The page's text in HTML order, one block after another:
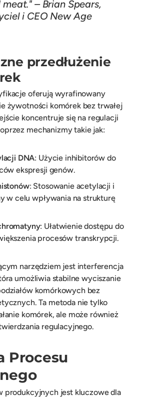
– Brian Spears,
i CEO New Age
przedłużenie
oferują wyrafinowany
żywotności komórek bez trwałej
koncentruje się na regulacji
mechanizmy takie jak:
DNA: Użycie inhibitorów do
ekspresji genów.
: Stosowanie acetylacji i
w celu wpływania na strukturę
: Ułatwienie dostępu do
procesów transkrypcji.
narzędziem jest interferencja
umożliwia stabilne wyciszanie
komórkowych bez
Ta metoda nie tylko
komórek, ale może również
regulacyjnego.
Procesu
produkcyjnych jest kluczowe dla